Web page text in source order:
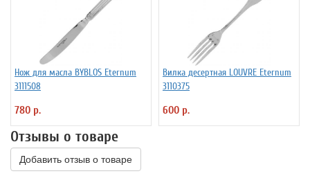
Нож для масла BYBLOS Eternum
3111508
780 р.
Вилка десертная LOUVRE Eternum
3110375
600 р.
Отзывы о товаре
Добавить отзыв о товаре